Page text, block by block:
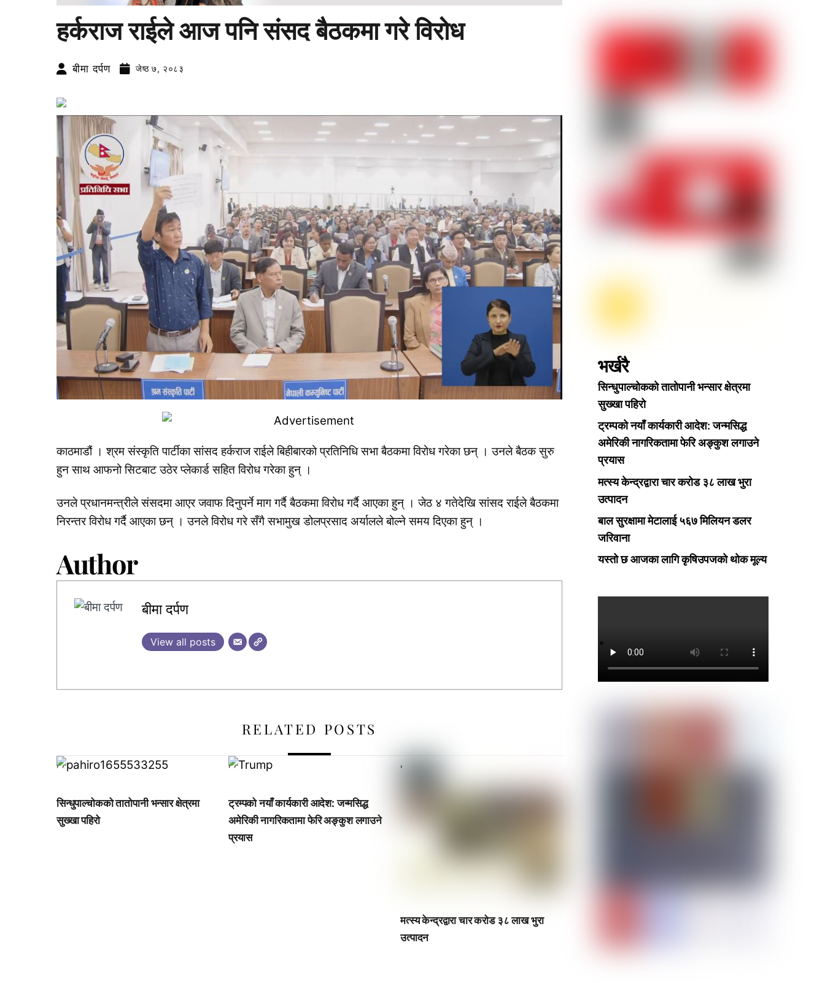
हर्कराज राईले आज पनि संसद बैठकमा गरे विरोध
बीमा दर्पण जेष्ठ ७, २०८३
काठमाडौं । श्रम संस्कृति पार्टीका सांसद हर्कराज राईले बिहीबारको प्रतिनिधि सभा बैठकमा विरोध गरेका छन् । उनले बैठक सुरु
हुन साथ आफनो सिटबाट उठेर प्लेकार्ड सहित विरोध गरेका हुन् ।
उनले प्रधानमन्त्रीले संसदमा आएर जवाफ दिनुपर्ने माग गर्दै बैठकमा विरोध गर्दै आएका हुन् । जेठ ४ गतेदेखि सांसद राईले बैठकमा
निरन्तर विरोध गर्दै आएका छन् । उनले विरोध गरे सँगै सभामुख डोलप्रसाद अर्यालले बोल्ने समय दिएका हुन् ।
Author
बीमा दर्पण
View all posts
RELATED POSTS
,,
सिन्धुपाल्चोकको तातोपानी भन्सार क्षेत्रमा
सुख्खा पहिरो
,,
ट्रम्पको नयाँ कार्यकारी आदेश: जन्मसिद्ध
अमेरिकी नागरिकतामा फेरि अङ्कुश लगाउने
प्रयास
,
मत्स्य केन्द्रद्वारा चार करोड ३८ लाख भुरा
उत्पादन
भर्खरै
सिन्धुपाल्चोकको तातोपानी भन्सार क्षेत्रमा
सुख्खा पहिरो
ट्रम्पको नयाँ कार्यकारी आदेश: जन्मसिद्ध
अमेरिकी नागरिकतामा फेरि अङ्कुश लगाउने
प्रयास
मत्स्य केन्द्रद्वारा चार करोड ३८ लाख भुरा
उत्पादन
बाल सुरक्षामा मेटालाई ५६७ मिलियन डलर
जरिवाना
यस्तो छ आजका लागि कृषिउपजको थोक मूल्य